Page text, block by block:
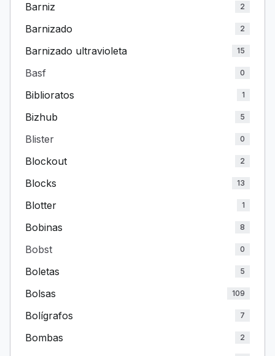
Barniz 2
Barnizado 2
Barnizado ultravioleta 15
Basf 0
Biblioratos 1
Bizhub 5
Blister 0
Blockout 2
Blocks 13
Blotter 1
Bobinas 8
Bobst 0
Boletas 5
Bolsas 109
Bolígrafos 7
Bombas 2